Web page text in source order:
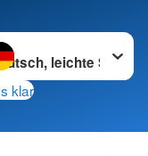
wechseln zu
klar